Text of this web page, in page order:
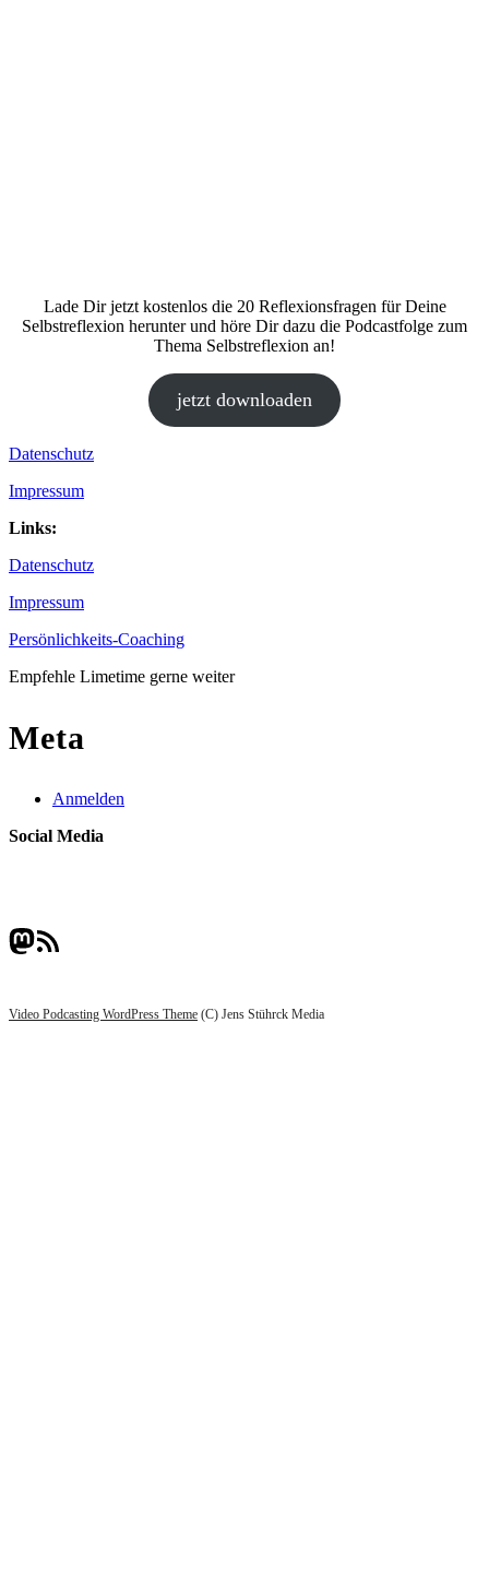
Lade Dir jetzt kostenlos die 20 Reflexionsfragen für Deine
Selbstreflexion herunter und höre Dir dazu die Podcastfolge zum
Thema Selbstreflexion an!
jetzt downloaden
Datenschutz
Impressum
Links:
Datenschutz
Impressum
Persönlichkeits-Coaching
Empfehle Limetime gerne weiter
Meta
Anmelden
Social Media
Mastodon
RSS-Feed
Video Podcasting WordPress Theme (C) Jens Stührck Media